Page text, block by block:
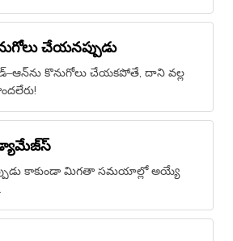
చేయనప్పుడు
కొనుగోలు చేయకపోతే, దాని వల్ల
కాకుండా మిగతా సమయాల్లో అయ్యే